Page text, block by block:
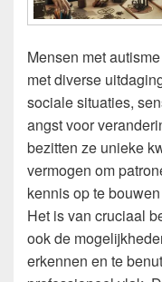
Mensen met
met diverse
sociale situaties,
angst voor
bezitten ze unieke
vermogen om
kennis op te
Het is van cruciaal
ook de
erkennen en te